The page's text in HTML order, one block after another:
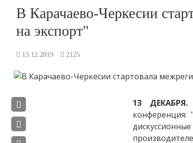
В Карачаево-Черкесии
на экспорт"
13.12.2019 2125
13 ДЕКАБРЯ.
конференция: